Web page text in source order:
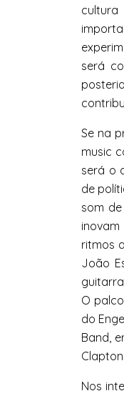
cultura
será
Se na
music
será o
de
som
ritmos
João
O
do
Band,
Nos